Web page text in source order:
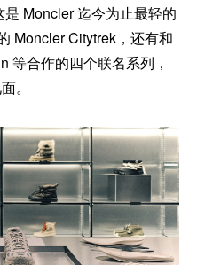
Moncler 迄今为止最轻的
Moncler Citytrek，还有和
等合作的四个联名系列，
。